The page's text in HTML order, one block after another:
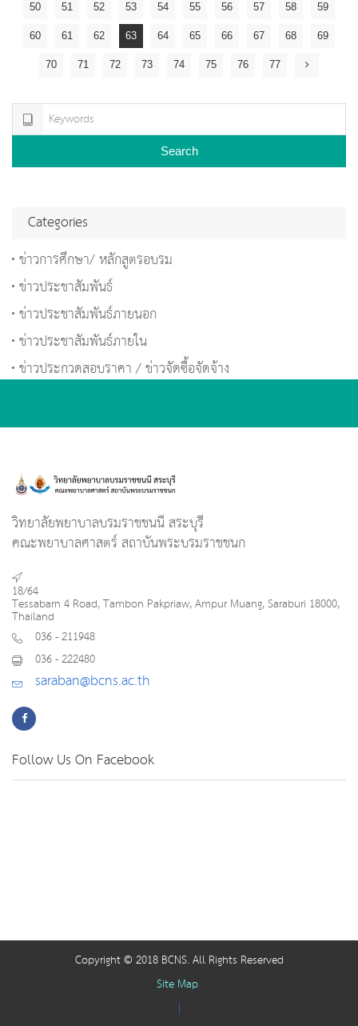
50 51 52 53 54 55 56 57 58 59
60 61 62 63 64 65 66 67 68 69
70 71 72 73 74 75 76 77
Search
Categories
ข่าวการศึกษา/ หลักสูตรอบรม
ข่าวประชาสัมพันธ์
ข่าวประชาสัมพันธ์ภายนอก
ข่าวประชาสัมพันธ์ภายใน
ข่าวประกวดสอบราคา / ข่าวจัดซื้อจัดจ้าง
วิทยาลัยพยาบาลบรมราชชนนี สระบุรี
คณะพยาบาลศาสตร์ สถาบันพระบรมราชชนก
18/64
Tessabarn 4 Road, Tambon Pakpriaw, Ampur Muang, Saraburi 18000,
Thailand
036 - 211948
036 - 222480
saraban@bcns.ac.th
Follow Us On Facebook
Copyright © 2018 BCNS. All Rights Reserved
Site Map
|